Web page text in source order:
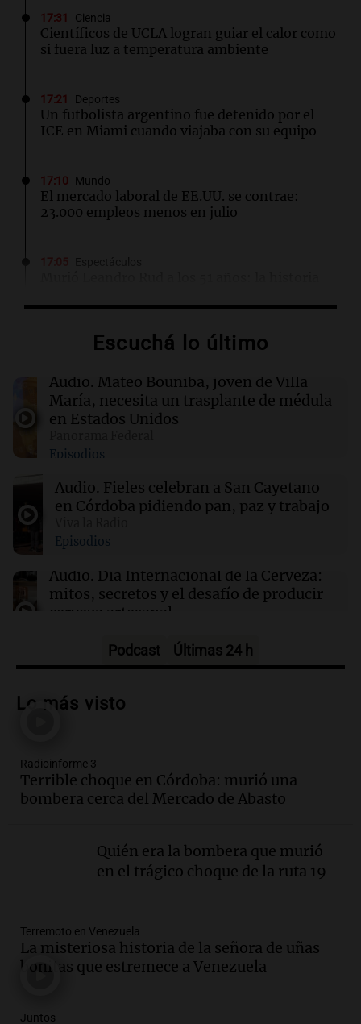
17:31 Ciencia
Científicos de UCLA logran guiar el calor como
si fuera luz a temperatura ambiente
17:21 Deportes
Un futbolista argentino fue detenido por el
ICE en Miami cuando viajaba con su equipo
17:10 Mundo
El mercado laboral de EE.UU. se contrae:
23.000 empleos menos en julio
época
Fieles celebran a San Cayetano en Córdoba
pidiendo pan, paz y trabajo
"El tigre y el león": el efusivo encuentro entre
La Feria de Editores 2026: un espacio para la
cultura y la premiación de librerías
Escuchá lo último
Audio. Mateo Bouniba, joven de Villa
María, necesita un trasplante de médula
en Estados Unidos
Episodios
Audio. Fieles celebran a San Cayetano
en Córdoba pidiendo pan, paz y trabajo
Episodios
Audio. Día Internacional de la Cerveza:
mitos, secretos y el desafío de producir
cerveza artesanal
Audio.Tucumán enfrenta un equilibrio
consumo y recaudación
Audio.La calidad del empleo en
Argentina cae y preocupa a economistas
en un contexto de crisis económica
Audiencia por tragedia vial en
Altas Cumbres: peritos analizan
Episodios
Audio.Solicitan quiebra de Lebron
Group en medio de una investigación
Panorama Federal
Podcast Últimas 24 h
Lo más visto
Radioinforme 3
Terrible choque en Córdoba: murió una
bombera cerca del Mercado de Abasto
Quién era la bombera que murió
en el trágico choque de la ruta 19
Terremoto en Venezuela
La misteriosa historia de la señora de uñas
bonitas que estremece a Venezuela
Juntos